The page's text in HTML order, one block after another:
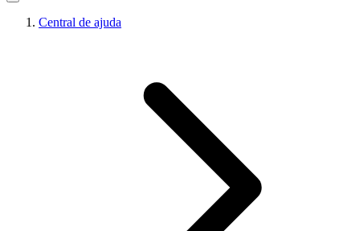
Central de ajuda